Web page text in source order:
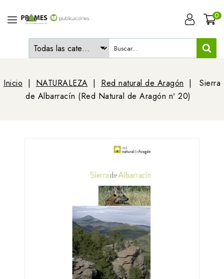
0
Inicio NATURALEZA Red natural de Aragón
Sierra
de Albarracín (Red Natural de Aragón nº 20)